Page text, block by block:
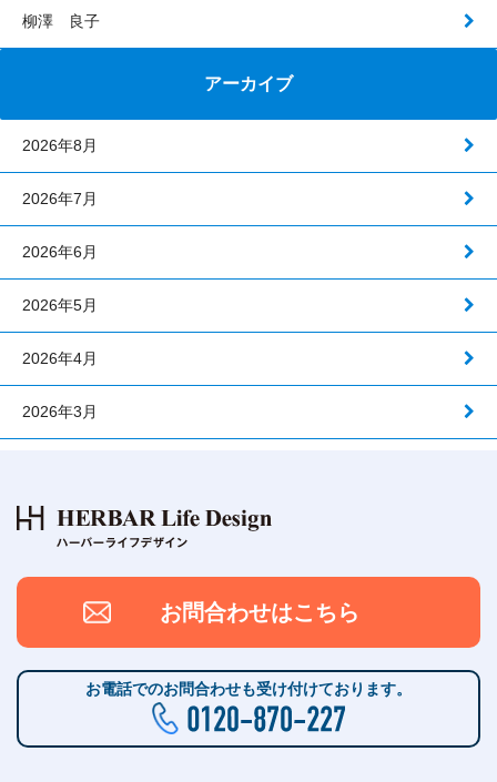
柳澤 良子
アーカイブ
2026年8月
2026年7月
2026年6月
2026年5月
2026年4月
2026年3月
お問合わせはこちら
お電話でのお問合わせも受け付けております。